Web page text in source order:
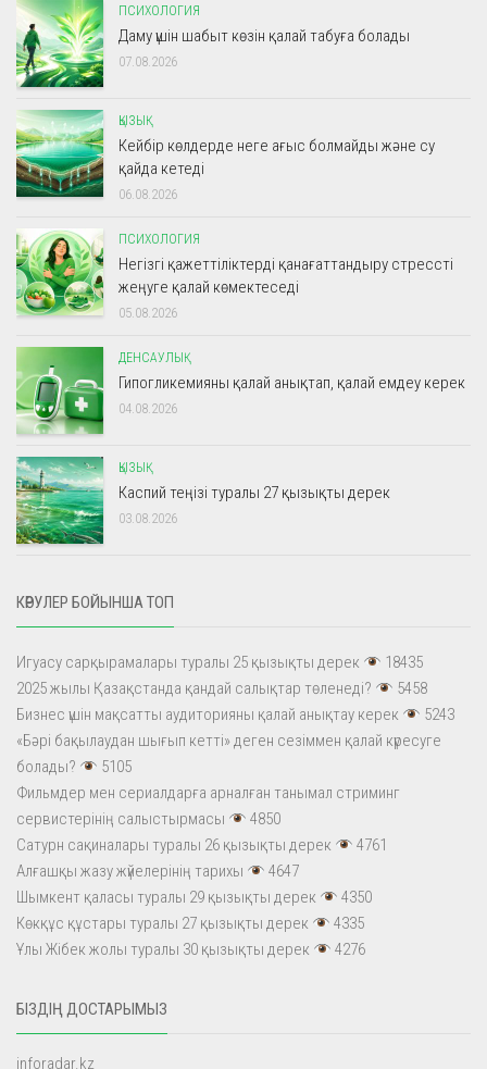
ПСИХОЛОГИЯ
Даму үшін шабыт көзін қалай табуға болады
07.08.2026
ҚЫЗЫҚ
Кейбір көлдерде неге ағыс болмайды және су
қайда кетеді
06.08.2026
ПСИХОЛОГИЯ
Негізгі қажеттіліктерді қанағаттандыру стрессті
жеңуге қалай көмектеседі
05.08.2026
ДЕНСАУЛЫҚ
Гипогликемияны қалай анықтап, қалай емдеу керек
04.08.2026
ҚЫЗЫҚ
Каспий теңізі туралы 27 қызықты дерек
03.08.2026
КӨРУЛЕР БОЙЫНША ТОП
Игуасу сарқырамалары туралы 25 қызықты дерек
18435
2025 жылы Қазақстанда қандай салықтар төленеді?
5458
Бизнес үшін мақсатты аудиторияны қалай анықтау керек
5243
«Бәрі бақылаудан шығып кетті» деген сезіммен қалай күресуге
болады?
5105
Фильмдер мен сериалдарға арналған танымал стриминг
сервистерінің салыстырмасы
4850
Сатурн сақиналары туралы 26 қызықты дерек
4761
Алғашқы жазу жүйелерінің тарихы
4647
Шымкент қаласы туралы 29 қызықты дерек
4350
Көкқұс құстары туралы 27 қызықты дерек
4335
Ұлы Жібек жолы туралы 30 қызықты дерек
4276
БІЗДІҢ ДОСТАРЫМЫЗ
inforadar.kz